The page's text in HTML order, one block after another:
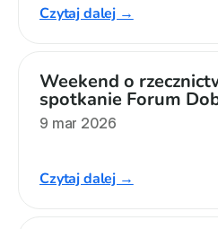
Czytaj dalej →
Weekend o
spotkanie Forum
9 mar 2026
Czytaj dalej →